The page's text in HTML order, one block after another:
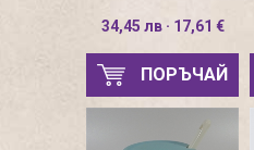
34,45 лв · 17,61 €
ПОРЪЧАЙ